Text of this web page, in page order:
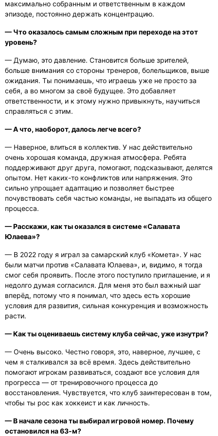
максимально собранным и ответственным в каждом
эпизоде, постоянно держать концентрацию.
— Что оказалось самым сложным при переходе на этот
уровень?
— Думаю, это давление. Становится больше зрителей,
больше внимания со стороны тренеров, болельщиков, выше
ожидания. Ты понимаешь, что играешь уже не просто за
себя, а во многом за своё будущее. Это добавляет
ответственности, и к этому нужно привыкнуть, научиться
справляться с этим.
— А что, наоборот, далось легче всего?
— Наверное, влиться в коллектив. У нас действительно
очень хорошая команда, дружная атмосфера. Ребята
поддерживают друг друга, помогают, подсказывают, делятся
опытом. Нет каких-то конфликтов или напряжения. Это
сильно упрощает адаптацию и позволяет быстрее
почувствовать себя частью команды, не выпадать из общего
процесса.
— Расскажи, как ты оказался в системе «Салавата
Юлаева»?
— В 2022 году я играл за самарский клуб «Комета». У нас
были матчи против «Салавата Юлаева», и, видимо, я тогда
смог себя проявить. После этого поступило приглашение, и я
недолго думая согласился. Для меня это был важный шаг
вперёд, потому что я понимал, что здесь есть хорошие
условия для развития, сильная конкуренция и возможность
расти.
— Как ты оцениваешь систему клуба сейчас, уже изнутри?
— Очень высоко. Честно говоря, это, наверное, лучшее, с
чем я сталкивался за всё время. Здесь действительно
помогают игрокам развиваться, создают все условия для
прогресса — от тренировочного процесса до
восстановления. Чувствуется, что клуб заинтересован в том,
чтобы ты рос как хоккеист и как личность.
— В начале сезона ты выбирал игровой номер. Почему
остановился на 63-м?